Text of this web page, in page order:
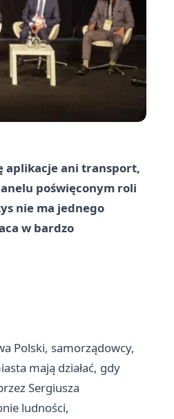
aplikacje ani transport,
poświęconym roli
nie ma jednego
w bardzo
Polski, samorządowcy,
mają działać, gdy
Sergiusza
ludności,